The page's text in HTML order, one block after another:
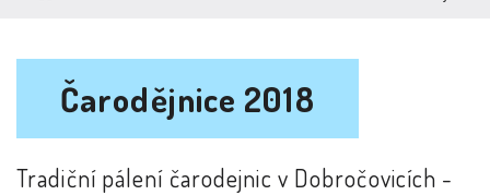
Čarodějnice 2018
Tradiční pálení čarodejnic v Dobročovicích -